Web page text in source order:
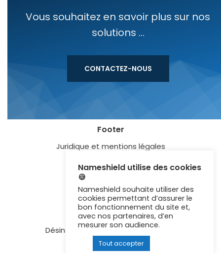
Vous souhaitez en savoir plus sur nos
solutions ...
CONTACTEZ-NOUS
Footer
Juridique et mentions légales
Blog
Certification ISO 27001
Newsletter
Désinscription aux communications
Contactez-nous
Nameshield utilise des cookies
🍪
Nameshield souhaite utiliser des
cookies permettant d’assurer le
bon fonctionnement du site et,
avec nos partenaires, d’en
mesurer son audience.
Tout accepter